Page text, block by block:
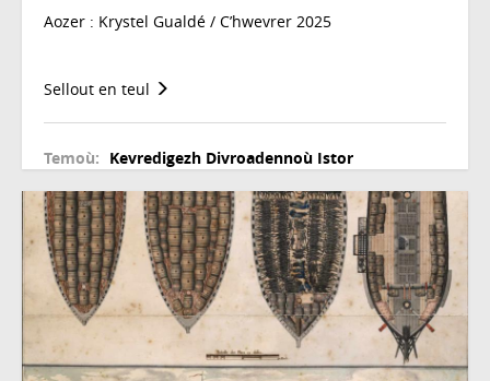
Aozer : Krystel Gualdé / C’hwevrer 2025
Sellout en teul
Temoù: Kevredigezh Divroadennoù Istor